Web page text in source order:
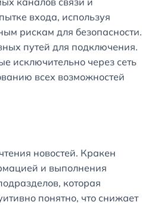
входа, используя
рискам для безопасности.
путей для подключения.
исключительно через сеть
всех возможностей
новостей. Кракен
и выполнения
которая
понятно, что снижает